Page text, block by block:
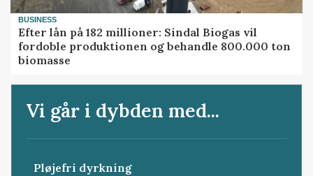
BUSINESS
Efter lån på 182 millioner: Sindal Biogas vil
fordoble produktionen og behandle 800.000 ton
biomasse
Vi går i dybden med...
Pløjefri dyrkning